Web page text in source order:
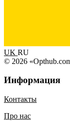
UK RU
© 2026
Информация
Контакты
Про нас